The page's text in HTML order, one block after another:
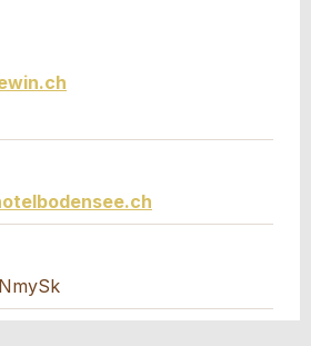
non è più valido
prenotazione
per tutte le persone
questo annuncio.